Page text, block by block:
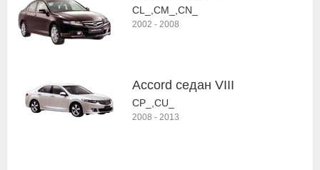
CL_,CM_,CN_
2002 - 2008
Accord седан VIII
CP_,CU_
2008 - 2013